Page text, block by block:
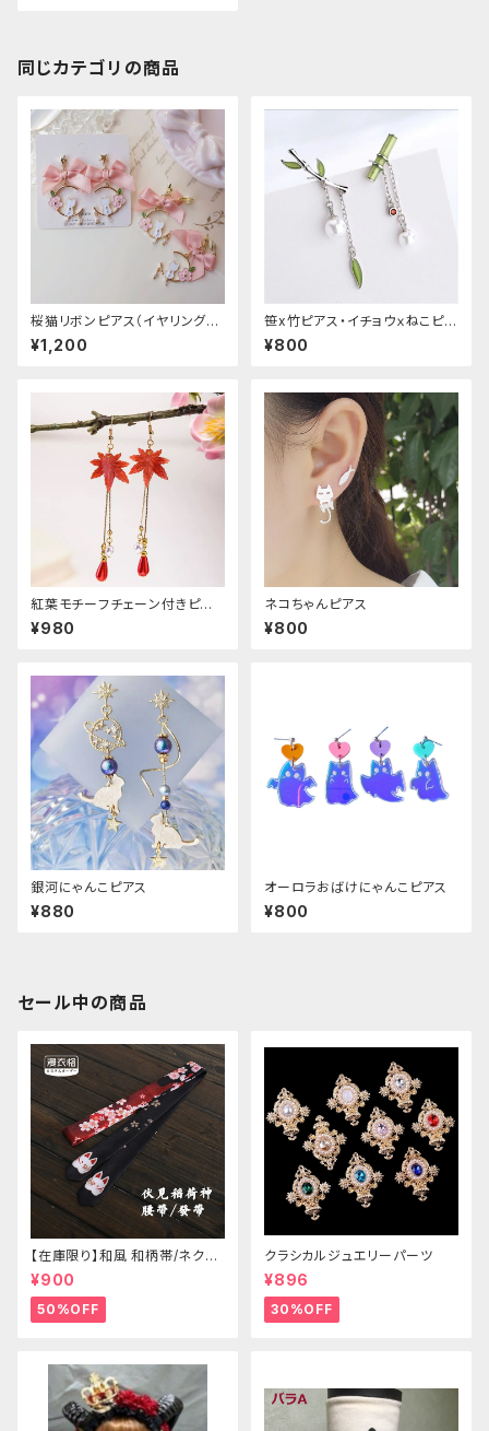
同じカテゴリの商品
桜猫リボンピアス（イヤリング変
更可能
¥1,200
笹x竹ピアス・イチョウｘねこピア
ス
¥800
紅葉モチーフチェーン付きピア
ス
¥980
ネコちゃんピアス
¥800
銀河にゃんこピアス
¥880
オーロラおばけにゃんこピアス
¥800
セール中の商品
【在庫限り】和風 和柄帯/ネクタ
イ/リボン（狐面/金魚
¥900
50%OFF
クラシカルジュエリーパーツ
¥896
30%OFF